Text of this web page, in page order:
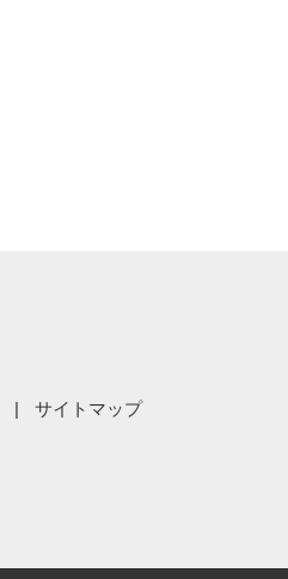
サイトマップ